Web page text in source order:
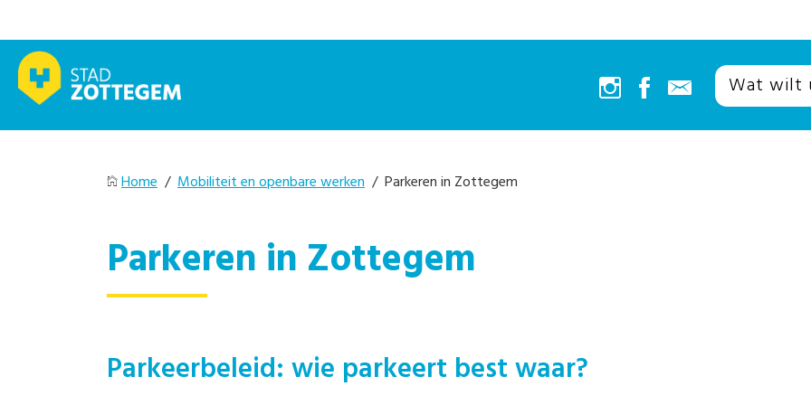
Home / Mobiliteit en openbare werken / Parkeren in Zottegem
Parkeren in Zottegem
Parkeerbeleid: wie parkeert best waar?